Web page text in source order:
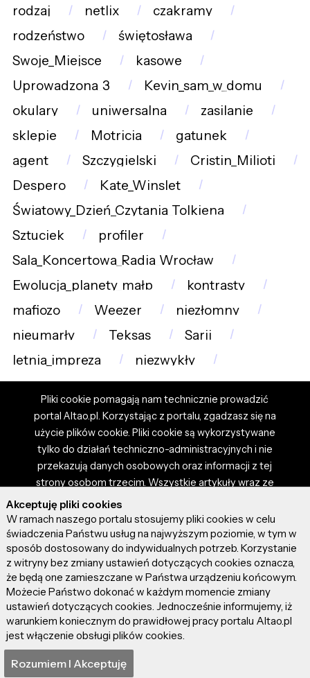
rodzaj
netlix
czakramy
rodzeństwo
świętosława
Swoje_Miejsce
kasowe
Uprowadzona_3
Kevin_sam_w_domu
okulary
uniwersalna
zasilanie
sklepie
Motricia
gatunek
agent
Szczygielski
Cristin_Milioti
Despero
Kate_Winslet
Światowy_Dzień_Czytania_Tolkiena
Sztuciek
profiler
Sala_Koncertowa_Radia_Wrocław
Ewolucja_planety_małp
kontrasty
mafiozo
Weezer
niezłomny
nieumarły
Teksas
Sarii
letnia_impreza
niezwykły
Pliki cookie pomagają nam technicznie prowadzić
portal Altao.pl. Korzystając z portalu, zgadzasz się na
użycie plików cookie. Pliki cookie są wykorzystywane
tylko do działań techniczno-administracyjnych i nie
przekazują danych osobowych oraz informacji z tej
strony osobom trzecim. Wszystkie artykuły wraz ze
zdjęciami i materiałami dostępnymi na portalu są
własnością użytkowników. Administrator i właściciel
portalu nie ponosi odpowiedzialności za tresci
prezentowane przez autorów artykułów. Dodając
artykuł, zgadzasz się z regulaminem portalu oraz
ponosisz odpowiedzialność za wszystkie materiały
umieszczone przez Ciebie na stronie altao.pl.
Szczegóły dostępne w regulaminie portalu.
© 2026 altao.pl. Wszystkie prawa zastrzeżone.
Akceptuję pliki cookies
W ramach naszego portalu stosujemy pliki cookies w celu
świadczenia Państwu usług na najwyższym poziomie, w tym w
sposób dostosowany do indywidualnych potrzeb. Korzystanie
z witryny bez zmiany ustawień dotyczących cookies oznacza,
że będą one zamieszczane w Państwa urządzeniu końcowym.
Możecie Państwo dokonać w każdym momencie zmiany
ustawień dotyczących cookies. Jednocześnie informujemy, iż
warunkiem koniecznym do prawidłowej pracy portalu Altao.pl
jest włączenie obsługi plików cookies.
Rozumiem I Akceptuję